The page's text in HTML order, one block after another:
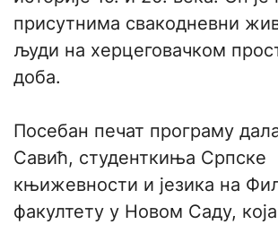
присутнима свакодневни
људи на херцеговачком
доба.
​Посебан печат програму
Савић, студенткиња Српске
књижевности и језика на
факултету у Новом Саду, која